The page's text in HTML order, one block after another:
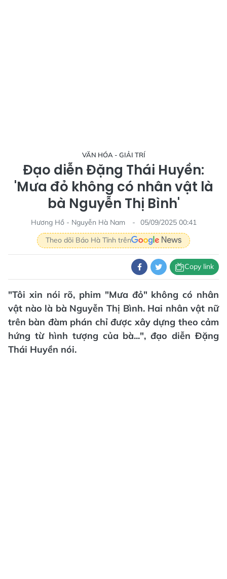
VĂN HÓA - GIẢI TRÍ
Đạo diễn Đặng Thái Huyền:
'Mưa đỏ không có nhân vật là
bà Nguyễn Thị Bình'
Hương Hồ - Nguyễn Hà Nam
05/09/2025 00:41
Theo dõi Báo Hà Tĩnh trên
Copy link
"Tôi xin nói rõ, phim "Mưa đỏ" không có nhân
vật nào là bà Nguyễn Thị Bình. Hai nhân vật nữ
trên bàn đàm phán chỉ được xây dựng theo cảm
hứng từ hình tượng của bà...", đạo diễn Đặng
Thái Huyền nói.